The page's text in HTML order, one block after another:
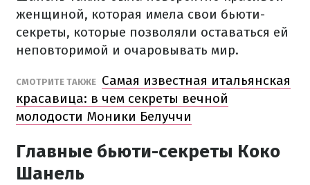
женщиной, которая имела свои бьюти-
секреты, которые позволяли оставаться ей
неповторимой и очаровывать мир.
СМОТРИТЕ ТАКЖЕ Самая известная итальянская
красавица: в чем секреты вечной
молодости Моники Белуччи
Главные бьюти-секреты Коко
Шанель